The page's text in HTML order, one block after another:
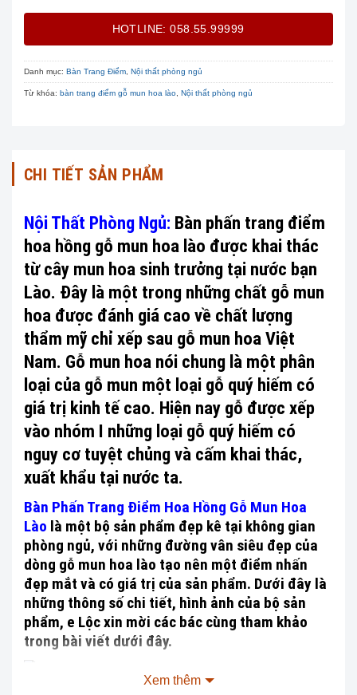
HOTLINE: 058.55.99999
Danh mục: Bàn Trang Điểm, Nội thất phòng ngủ
Từ khóa: bàn trang điểm gỗ mun hoa lào, Nội thất phòng ngủ
CHI TIẾT SẢN PHẨM
Nội Thất Phòng Ngủ: Bàn phấn trang điểm
hoa hồng gỗ mun hoa lào được khai thác
từ cây mun hoa sinh trưởng tại nước bạn
Lào. Đây là một trong những chất gỗ mun
hoa được đánh giá cao về chất lượng
thẩm mỹ chỉ xếp sau gỗ mun hoa Việt
Nam. Gỗ mun hoa nói chung là một phân
loại của gỗ mun một loại gỗ quý hiếm có
giá trị kinh tế cao. Hiện nay gỗ được xếp
vào nhóm I những loại gỗ quý hiếm có
nguy cơ tuyệt chủng và cấm khai thác,
xuất khẩu tại nước ta.
Bàn Phấn Trang Điểm Hoa Hồng Gỗ Mun Hoa
Lào là một bộ sản phẩm đẹp kê tại không gian
phòng ngủ, với những đường vân siêu đẹp của
dòng gỗ mun hoa lào tạo nên một điểm nhấn
đẹp mắt và có giá trị của sản phẩm. Dưới đây là
những thông số chi tiết, hình ảnh của bộ sản
phẩm, e Lộc xin mời các bác cùng tham khảo
trong bài viết dưới đây.
Xem thêm